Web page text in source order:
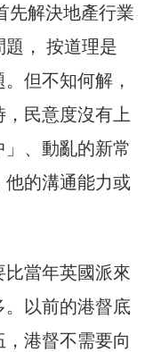
先解決地產行業
， 按道理是
但不知何解，
民意度沒有上
、動亂的新常
的溝通能力或
當年英國派來
。以前的港督底
港督不需要向